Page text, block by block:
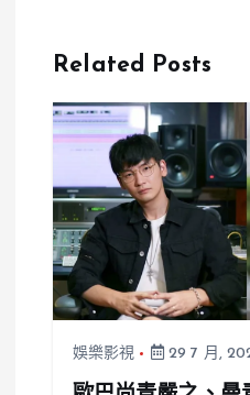
動 影帝親密
Related Posts
娛樂影視 29 7 月,